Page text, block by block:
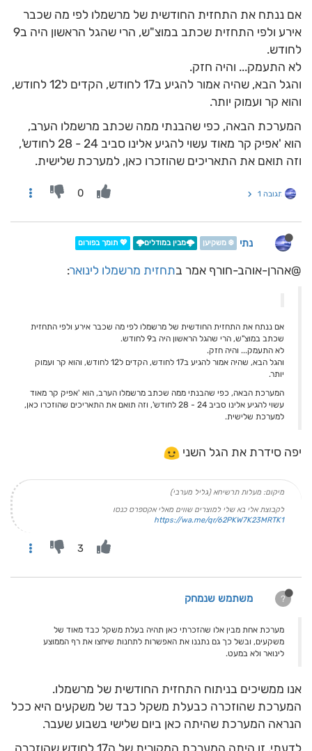
אם ננתח את התחזית החודשית של מרשמלו לפי מה שכבר
אירע ולפי התחזית שכתב במוצ"ש, הרי שהגל הראשון היה ב9
לחודש.
לא התעמק... והיה חזק.
והגל הבא, שהיה אמור להגיע ב17 לחודש, הקדים ל12 לחודש,
והוא קר ועמוק יותר.
המערכת הבאה, כפי שהבנתי ממה שכתב מרשמלו הערב,
הוא 'אפיק קר מאוד עשוי להגיע אלינו סביב 24 - 28 לחודש',
וזה תואם את התאריכים שהוזכרו כאן, למערכת שלישית.
תגובה 1 0
נתי ❄️ משקיען 🌩️מבין במודלים🌩️ 💖 תומך בפורום
@אהרן-אוהב-חורף אמר בתחזית מרשמלו לינואר:
אם ננתח את התחזית החודשית של מרשמלו לפי מה שכבר אירע ולפי התחזית
שכתב במוצ"ש, הרי שהגל הראשון היה ב9 לחודש.
לא התעמק... והיה חזק.
והגל הבא, שהיה אמור להגיע ב17 לחודש, הקדים ל12 לחודש, והוא קר ועמוק
יותר.
המערכת הבאה, כפי שהבנתי ממה שכתב מרשמלו הערב, הוא 'אפיק קר מאוד
עשוי להגיע אלינו סביב 24 - 28 לחודש', וזה תואם את התאריכים שהוזכרו כאן,
למערכת שלישית.
יפה סידרת את הגל השני
מיקום: מעלות תרשיחא (גליל מערבי)
לקבוצת אלי בא שלי למוצרים שווים מאלי אקספרס כנסו
https://wa.me/qr/62PKW7K23MRTK1
3
? משתמש שנמחק
מערכת אחת מבין אלו שהזכרתי כאן תהיה בעלת משקל כבד מאוד של
משקעים, ובשל כך גם נתננו את האפשרות לתחנות שיחצו את רף הממוצע
לינואר ולא במעט.
אנו ממשיכים בניתוח התחזית החודשית של מרשמלו.
המערכת שהוזכרה כבעלת משקל כבד של משקעים היא ככל
הנראה המערכת שהיתה כאן ביום שלישי בשבוע שעבר.
לדעתי, זו היתה המערכת המקורית של ה17 לחודש שהוזכרה